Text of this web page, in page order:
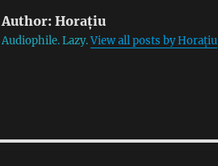
Author:Horațiu
Audiophile. Lazy.View all posts by Horațiu